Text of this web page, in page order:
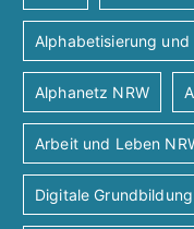
Alphabetisierung und
Alphanetz NRW
Arbeit und Leben
Digitale Grundbildung